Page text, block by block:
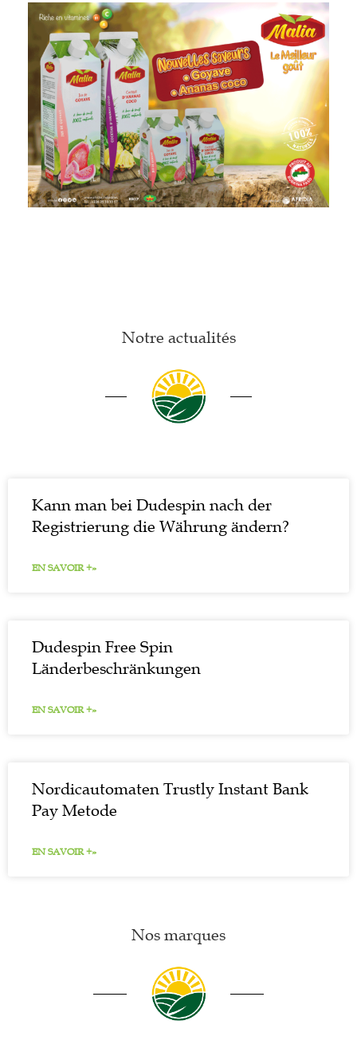
Notre actualités
Kann man bei Dudespin nach der
Registrierung die Währung ändern?
EN SAVOIR +»
Dudespin Free Spin
Länderbeschränkungen
EN SAVOIR +»
Nordicautomaten Trustly Instant Bank
Pay Metode
EN SAVOIR +»
Nos marques